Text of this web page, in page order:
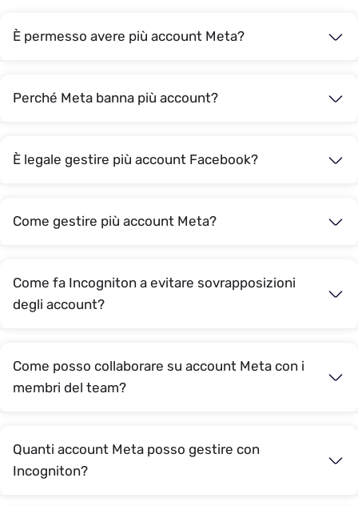
È permesso avere più account Meta?
Perché Meta banna più account?
È legale gestire più account Facebook?
Come gestire più account Meta?
Come fa Incogniton a evitare sovrapposizioni
degli account?
Come posso collaborare su account Meta con i
membri del team?
Quanti account Meta posso gestire con
Incogniton?